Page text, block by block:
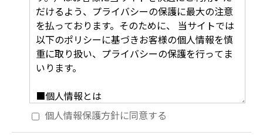
個人情報保護方針に同意する